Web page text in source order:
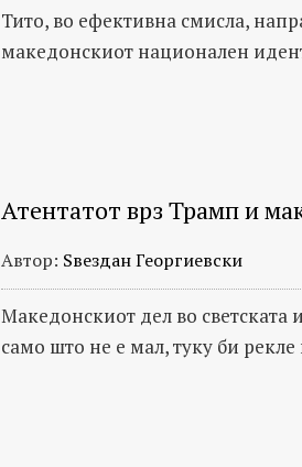
Тито, во ефективна смисла,
македонскиот национален
Атентатот врз Трамп и
Автор: Ѕвездан Георгиевски
Македонскиот дел во светската
само што не е мал, туку би